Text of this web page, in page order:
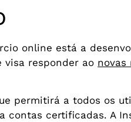
online está a
visa responder ao novas
permitirá a todos os
certificadas. A